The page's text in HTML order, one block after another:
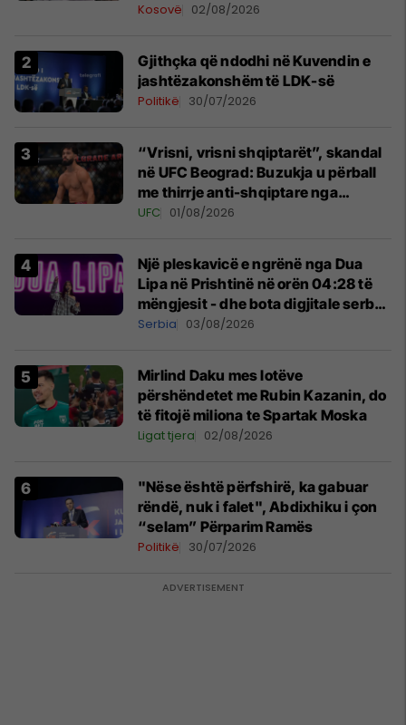
Kosovë 02/08/2026
Gjithçka që ndodhi në Kuvendin e
jashtëzakonshëm të LDK-së
Politikë 30/07/2026
“Vrisni, vrisni shqiptarët”, skandal
në UFC Beograd: Buzukja u përball
me thirrje anti-shqiptare nga
tribunat
UFC 01/08/2026
Një pleskavicë e ngrënë nga Dua
Lipa në Prishtinë në orën 04:28 të
mëngjesit - dhe bota digjitale serbe
shpall gjendjen e luftës
Serbia 03/08/2026
Mirlind Daku mes lotëve
përshëndetet me Rubin Kazanin, do
të fitojë miliona te Spartak Moska
Ligat tjera 02/08/2026
"Nëse është përfshirë, ka gabuar
rëndë, nuk i falet", Abdixhiku i çon
“selam” Përparim Ramës
Politikë 30/07/2026